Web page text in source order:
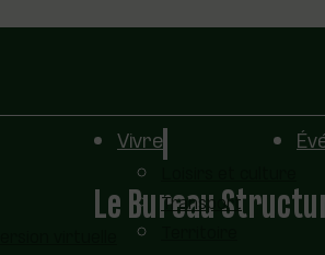
Vivre
Transport
Le Bureau